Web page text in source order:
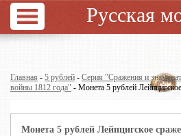
Русская
Главная - 5 рублей - Серия "Сражения и
войны 1812 года" - Монета 5 рублей
Монета 5 рублей Лейпцигское